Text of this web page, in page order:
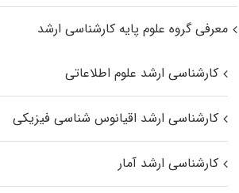
معرفی گروه علوم پایه کارشناسی ارشد
کارشناسی ارشد علوم اطلاعاتی
کارشناسی ارشد اقیانوس‌ شناسی فیزیکی
کارشناسی ارشد آمار